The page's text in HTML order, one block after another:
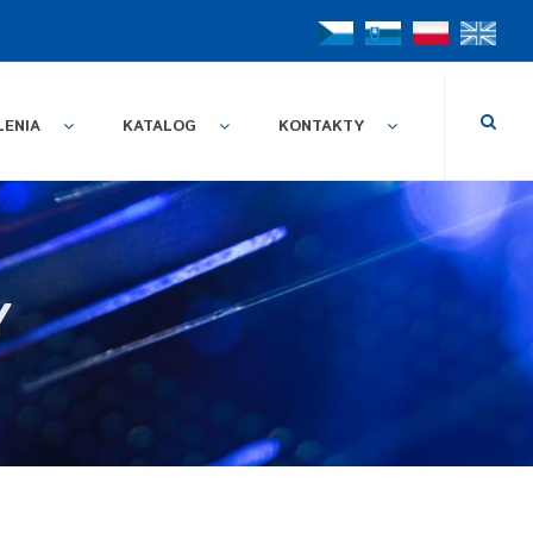
KATALOG KONTAKTY